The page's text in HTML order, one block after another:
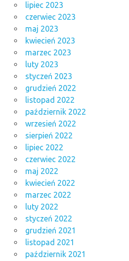
lipiec 2023
czerwiec 2023
maj 2023
kwiecień 2023
marzec 2023
luty 2023
styczeń 2023
grudzień 2022
listopad 2022
październik 2022
wrzesień 2022
sierpień 2022
lipiec 2022
czerwiec 2022
maj 2022
kwiecień 2022
marzec 2022
luty 2022
styczeń 2022
grudzień 2021
listopad 2021
październik 2021